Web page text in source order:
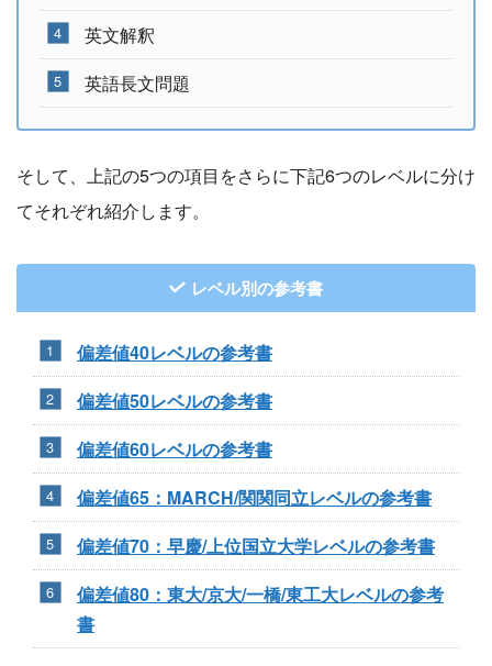
英文解釈
英語長文問題
そして、上記の5つの項目をさらに下記6つのレベルに分け
てそれぞれ紹介します。
レベル別の参考書
偏差値40レベルの参考書
偏差値50レベルの参考書
偏差値60レベルの参考書
偏差値65：MARCH/関関同立レベルの参考書
偏差値70：早慶/上位国立大学レベルの参考書
偏差値80：東大/京大/一橋/東工大レベルの参考
書